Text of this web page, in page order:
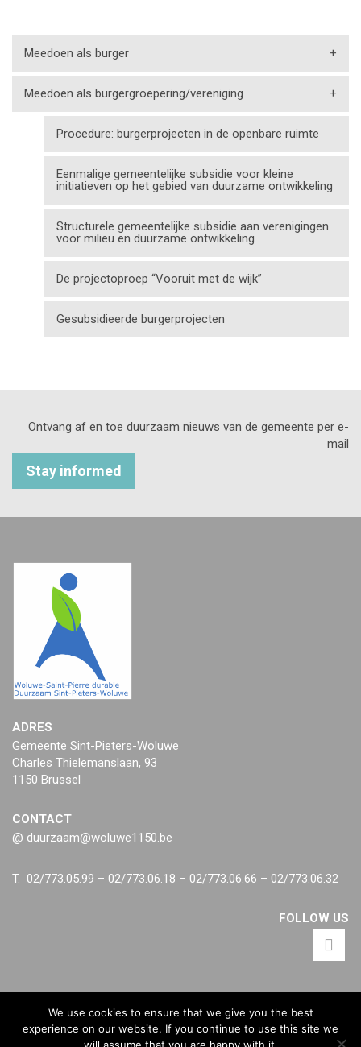
Meedoen als burger +
Meedoen als burgergroepering/vereniging +
Procedure: burgerprojecten in de openbare ruimte
Eenmalige gemeentelijke subsidie voor kleine
initiatieven op het gebied van duurzame ontwikkeling
Structurele gemeentelijke subsidie aan verenigingen
voor milieu en duurzame ontwikkeling
De projectoproep “Vooruit met de wijk”
Gesubsidieerde burgerprojecten
Ontvang af en toe duurzaam nieuws van de gemeente per e-
mail
Stay informed
ADRES
Gemeente Sint-Pieters-Woluwe
Charles Thielemanslaan, 93
1150 Brussel
CONTACT
@ duurzaam@woluwe1150.be
T. 02/773.05.99 – 02/773.06.18 – 02/773.06.66 – 02/773.06.32
FOLLOW US
We use cookies to ensure that we give you the best
experience on our website. If you continue to use this site we